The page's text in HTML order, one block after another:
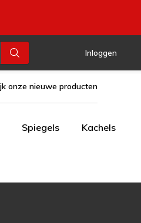
Inloggen
onze nieuwe producten
Spiegels Kachels